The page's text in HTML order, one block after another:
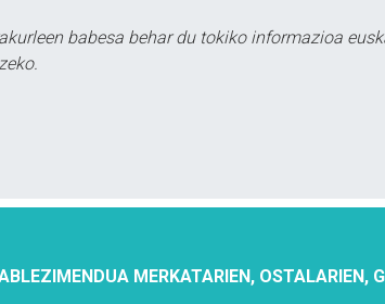
babesa behar du tokiko informazioa
MERKATARIEN, OSTALARIEN,